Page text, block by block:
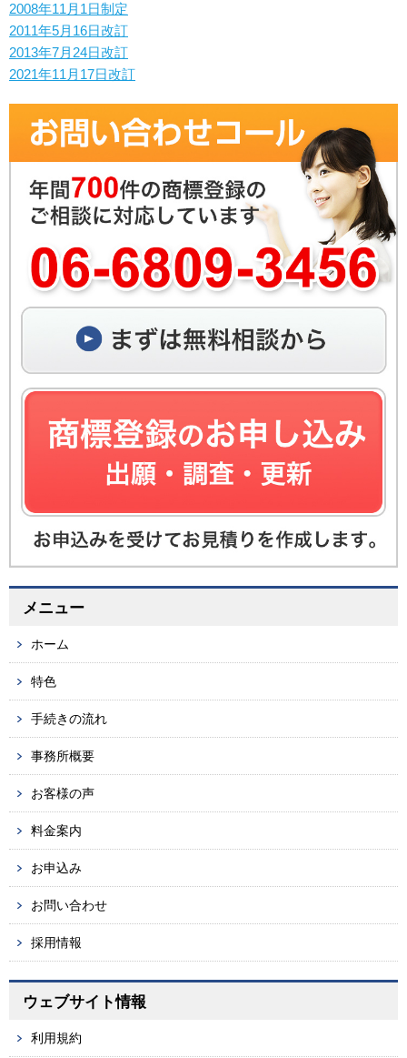
2008年11月1日制定
2011年5月16日改訂
2013年7月24日改訂
2021年11月17日改訂
メニュー
ホーム
特色
手続きの流れ
事務所概要
お客様の声
料金案内
お申込み
お問い合わせ
採用情報
ウェブサイト情報
利用規約